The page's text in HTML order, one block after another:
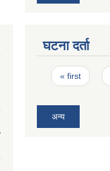
घटना दर्ता
Pages
« first
अन्य